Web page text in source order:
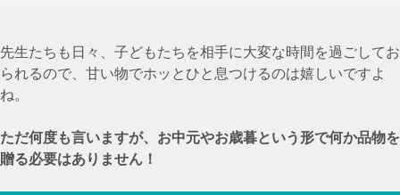
先生たちも日々、子どもたちを相手に大変な時間を過ごしてお
られるので、甘い物でホッとひと息つけるのは嬉しいですよ
ね。
ただ何度も言いますが、お中元やお歳暮という形で何か品物を
贈る必要はありません！